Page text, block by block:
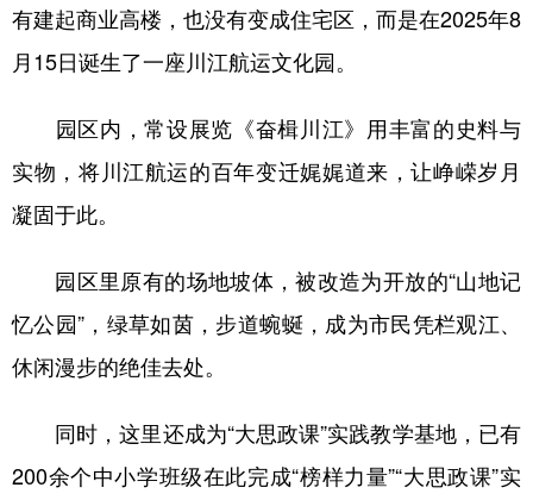
有建起商业高楼，也没有变成住宅区，而是在2025年8
月15日诞生了一座川江航运文化园。
园区内，常设展览《奋楫川江》用丰富的史料与
实物，将川江航运的百年变迁娓娓道来，让峥嵘岁月
凝固于此。
园区里原有的场地坡体，被改造为开放的“山地记
忆公园”，绿草如茵，步道蜿蜒，成为市民凭栏观江、
休闲漫步的绝佳去处。
同时，这里还成为“大思政课”实践教学基地，已有
200余个中小学班级在此完成“榜样力量”“大思政课”实